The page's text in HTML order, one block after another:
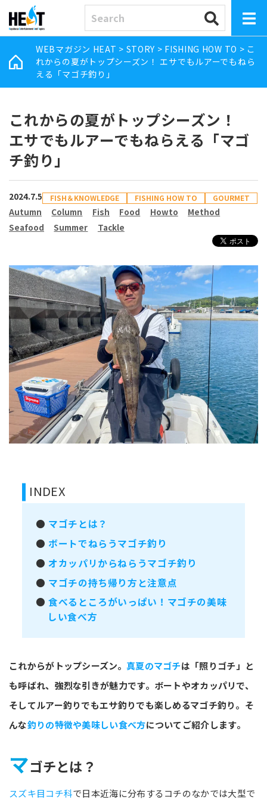
WEBマガジン HEAT > STORY > FISHING HOW TO > こ
れからの夏がトップシーズン！ エサでもルアーでもねら
える「マゴチ釣り」
これからの夏がトップシーズン！
エサでもルアーでもねらえる「マゴ
チ釣り」
2024.7.5 FISH＆KNOWLEDGE FISHING HOW TO GOURMET
Autumn Column Fish Food Howto
Method
Seafood
Summer Tackle
INDEX
● マゴチとは？
● ボートでねらうマゴチ釣り
●オカッパリからねらうマゴチ釣り
● マゴチの持ち帰り方と注意点
●食べるところがいっぱい！マゴチの美味
しい食べ方
これからがトップシーズン。 真夏のマゴチは「照りゴチ」と
も呼ばれ、強烈な引きが魅力です。ボートやオカッパリで、
そしてルアー釣りでもエサ釣りでも楽しめるマゴチ釣り。そ
んな釣りの特徴や美味しい食べ方についてご紹介します。
マゴチとは？
スズキ目コチ科で日本近海に分布するコチのなかでは大型で